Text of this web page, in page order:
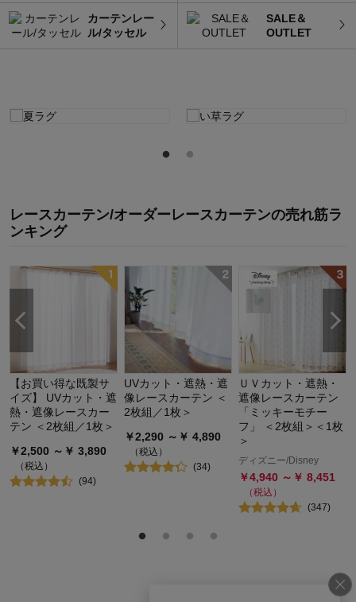
カーテンレー
ル/タッセル
SALE＆
OUTLET
レースカーテン/オーダーレースカーテンの売れ筋ラ
ンキング
【お買い得な既製サ
イズ】 UVカット・遮
熱・遮像レースカー
テン ＜2枚組／1枚＞
￥2,500 ～￥ 3,890
（税込）
(94)
UVカット・遮熱・遮
像レースカーテン ＜
2枚組／1枚＞
￥2,290 ～￥ 4,890
（税込）
(34)
ＵＶカット・遮熱・
遮像レースカーテン
「ミッキーモチー
フ」 ＜2枚組＞＜1枚
＞
ディズニー/Disney
￥4,940 ～￥ 8,451
（税込）
(347)